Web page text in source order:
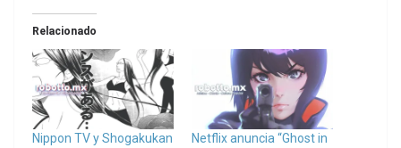
Relacionado
Nippon TV y Shogakukan
Netflix anuncia “Ghost in